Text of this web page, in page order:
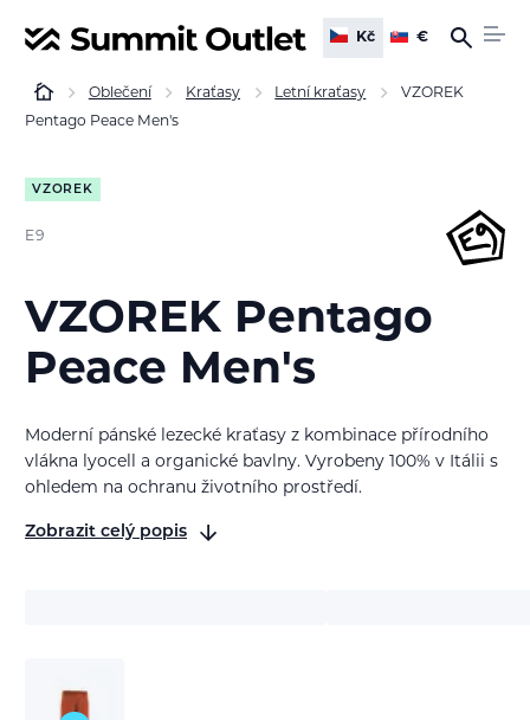
Kč €
Oblečení Kraťasy Letní kraťasy
VZOREK
Pentago Peace Men's
VZOREK
E9
VZOREK Pentago
Peace Men's
Moderní pánské lezecké kraťasy z kombinace přírodního
vlákna lyocell a organické bavlny. Vyrobeny 100% v Itálii s
ohledem na ochranu životního prostředí.
Zobrazit celý popis